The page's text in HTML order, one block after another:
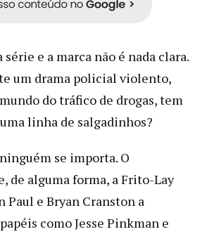
e a marca não é nada clara.
um drama policial violento,
do tráfico de drogas, tem
linha de salgadinhos?
se importa. O
de alguma forma, a Frito-Lay
Paul e Bryan Cranston a
como Jesse Pinkman e